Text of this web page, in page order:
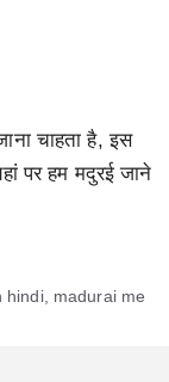
चाहता है, इस
पर हम मदुरई जाने
hindi, madurai me